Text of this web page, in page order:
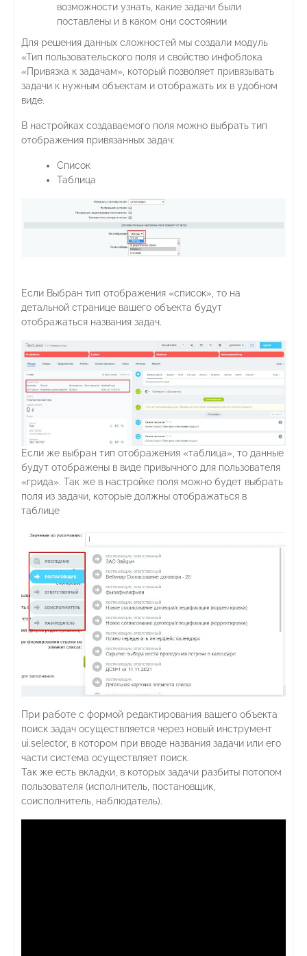
возможности узнать, какие задачи были
поставлены и в каком они состоянии
Для решения данных сложностей мы создали модуль
«Тип пользовательского поля и свойство инфоблока
«Привязка к задачам», который позволяет привязывать
задачи к нужным объектам и отображать их в удобном
виде.
В настройках создаваемого поля можно выбрать тип
отображения привязанных задач:
Список
Таблица
Если Выбран тип отображения «список», то на
детальной странице вашего объекта будут
отображаться названия задач.
Если же выбран тип отображения «таблица», то данные
будут отображены в виде привычного для пользователя
«грида». Так же в настройке поля можно будет выбрать
поля из задачи, которые должны отображаться в
таблице
При работе с формой редактирования вашего объекта
поиск задач осуществляется через новый инструмент
ui.selector, в котором при вводе названия задачи или его
части система осуществляет поиск.
Так же есть вкладки, в которых задачи разбиты потопом
пользователя (исполнитель, постановщик,
соисполнитель, наблюдатель).